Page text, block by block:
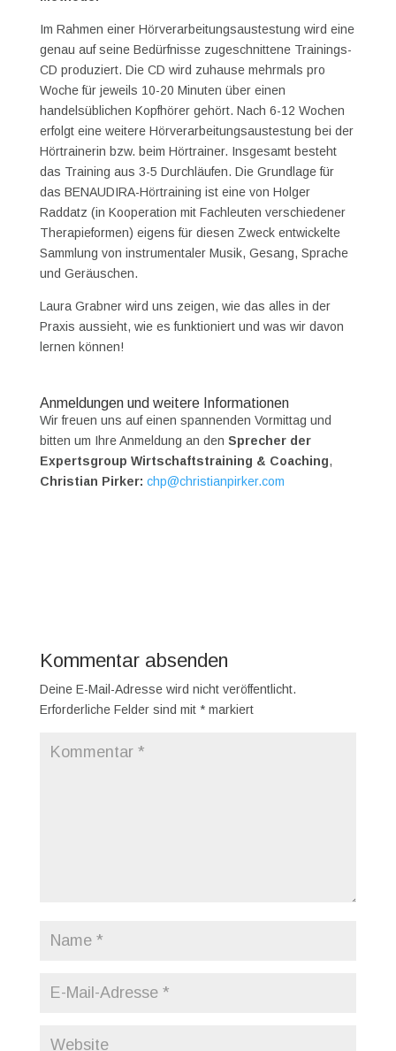
Im Rahmen einer Hörverarbeitungsaustestung wird eine
genau auf seine Bedürfnisse zugeschnittene Trainings-
CD produziert. Die CD wird zuhause mehrmals pro
Woche für jeweils 10-20 Minuten über einen
handelsüblichen Kopfhörer gehört. Nach 6-12 Wochen
erfolgt eine weitere Hörverarbeitungsaustestung bei der
Hörtrainerin bzw. beim Hörtrainer. Insgesamt besteht
das Training aus 3-5 Durchläufen. Die Grundlage für
das BENAUDIRA-Hörtraining ist eine von Holger
Raddatz (in Kooperation mit Fachleuten verschiedener
Therapieformen) eigens für diesen Zweck entwickelte
Sammlung von instrumentaler Musik, Gesang, Sprache
und Geräuschen.
Laura Grabner wird uns zeigen, wie das alles in der
Praxis aussieht, wie es funktioniert und was wir davon
lernen können!
Anmeldungen und weitere Informationen
Wir freuen uns auf einen spannenden Vormittag und
bitten um Ihre Anmeldung an den Sprecher der
Expertsgroup Wirtschaftstraining & Coaching,
Christian Pirker: chp@christianpirker.com
Kommentar absenden
Deine E-Mail-Adresse wird nicht veröffentlicht.
Erforderliche Felder sind mit *markiert